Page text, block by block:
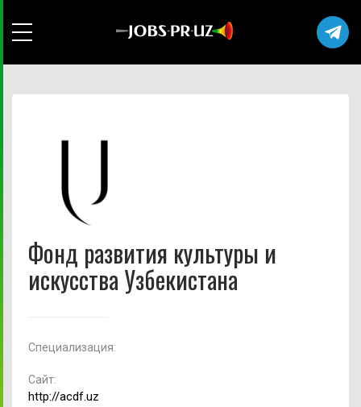
Фонд развития культуры и
искусства Узбекистана
Cпециализация:
Сайт:
http://acdf.uz